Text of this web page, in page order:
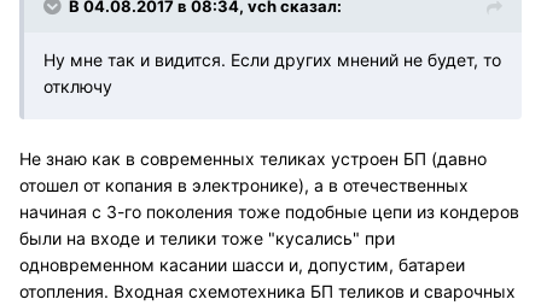
В 04.08.2017 в 08:34, vch сказал:
Ну мне так и видится. Если других мнений не будет, то
отключу
Не знаю как в современных теликах устроен БП (давно
отошел от копания в электронике), а в отечественных
начиная с 3-го поколения тоже подобные цепи из кондеров
были на входе и телики тоже "кусались" при
одновременном касании шасси и, допустим, батареи
отопления. Входная схемотехника БП теликов и сварочных